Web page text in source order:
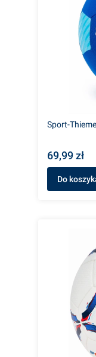
Sport-
69,99 zł
Do